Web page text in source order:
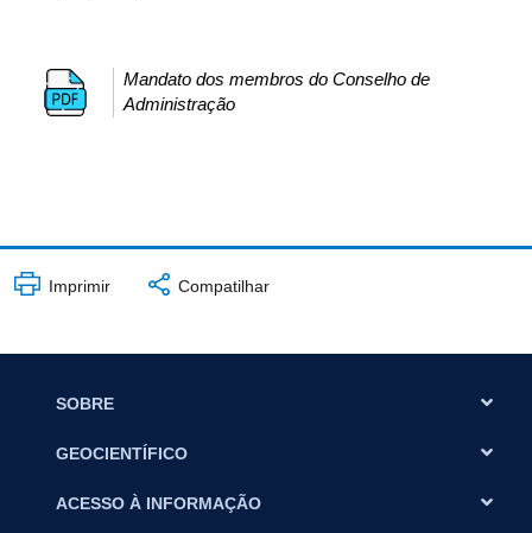
Mandato dos membros do Conselho de
Administração
Imprimir Compatilhar
SOBRE
GEOCIENTÍFICO
ACESSO À INFORMAÇÃO